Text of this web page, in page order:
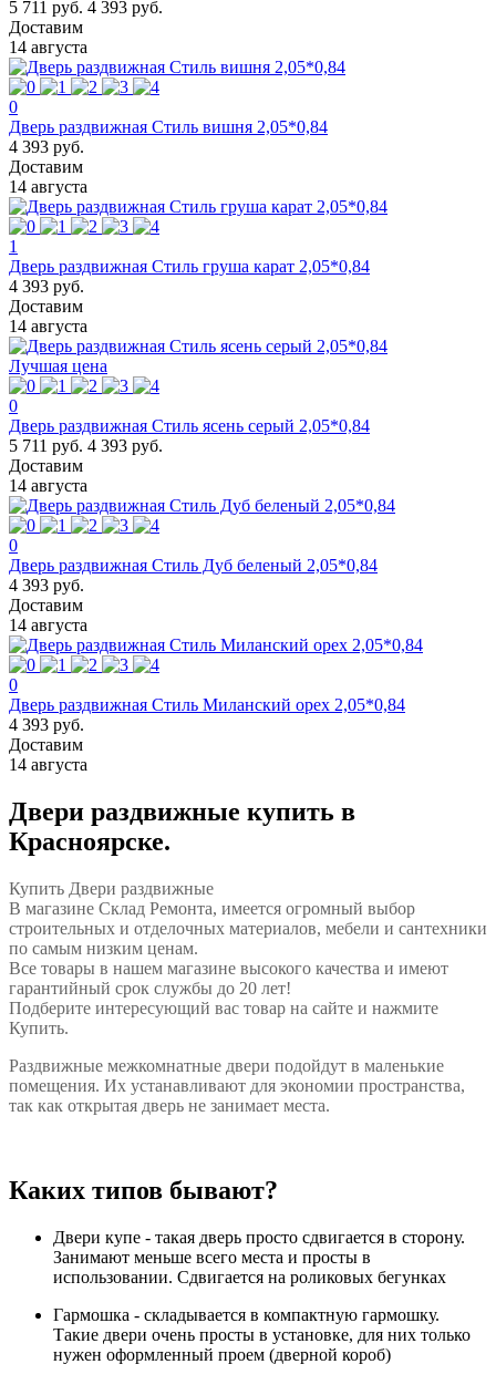
5 711 руб. 4 393 руб.
Доставим
14 августа
0
Дверь раздвижная Стиль вишня 2,05*0,84
4 393 руб.
Доставим
14 августа
1
Дверь раздвижная Стиль груша карат 2,05*0,84
4 393 руб.
Доставим
14 августа
Лучшая цена
0
Дверь раздвижная Стиль ясень серый 2,05*0,84
5 711 руб. 4 393 руб.
Доставим
14 августа
0
Дверь раздвижная Стиль Дуб беленый 2,05*0,84
4 393 руб.
Доставим
14 августа
0
Дверь раздвижная Стиль Миланский орех 2,05*0,84
4 393 руб.
Доставим
14 августа
Двери раздвижные купить в
Красноярске.
Купить Двери раздвижные
В магазине Склад Ремонта, имеется огромный выбор
строительных и отделочных материалов, мебели и сантехники
по самым низким ценам.
Все товары в нашем магазине высокого качества и имеют
гарантийный срок службы до 20 лет!
Подберите интересующий вас товар на сайте и нажмите
Купить.
Раздвижные межкомнатные двери подойдут в маленькие
помещения. Их устанавливают для экономии пространства,
так как открытая дверь не занимает места.
Каких типов бывают?
Двери купе - такая дверь просто сдвигается в сторону.
Занимают меньше всего места и просты в
использовании. Сдвигается на роликовых бегунках
Гармошка - складывается в компактную гармошку.
Такие двери очень просты в установке, для них только
нужен оформленный проем (дверной короб)